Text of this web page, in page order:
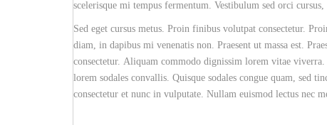
scelerisque mi tempus fermentum. Vestibulum sed orci
Sed eget cursus metus. Proin finibus volutpat consectetur.
diam, in dapibus mi venenatis non. Praesent ut massa est.
consectetur. Aliquam commodo dignissim lorem vitae
lorem sodales convallis. Quisque sodales congue quam, sed
consectetur et nunc in vulputate. Nullam euismod lectus nec